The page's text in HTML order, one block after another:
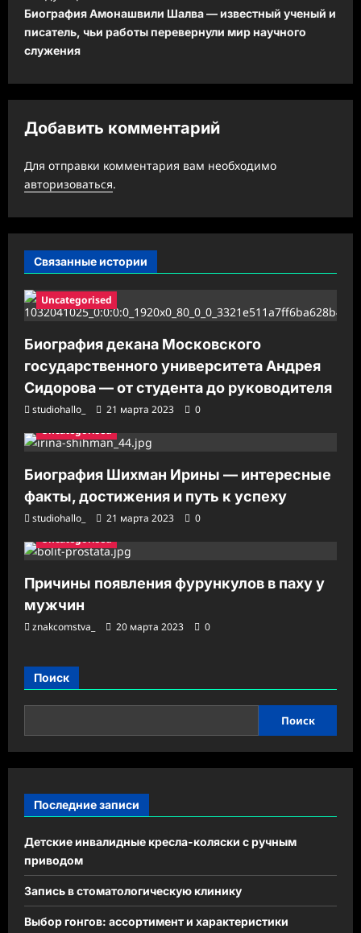
и
г
а
ц
я
з
а
и
и
Биография Амонашвили Шалва — известный ученый и
писатель, чьи работы перевернули мир научного
служения
Добавить комментарий
Для отправки комментария вам необходимо
авторизоваться.
Связанные истории
Uncategorised
Биография декана Московского
государственного университета Андрея
Сидорова — от студента до руководителя
studiohallo_ 21 марта 2023
0
Uncategorised
Биография Шихман Ирины — интересные
факты, достижения и путь к успеху
studiohallo_ 21 марта 2023
0
Uncategorised
Причины появления фурункулов в паху у
мужчин
znakcomstva_ 20 марта 2023 0
Поиск
Поиск
Последние записи
Детские инвалидные кресла-коляски с ручным
приводом
Запись в стоматологическую клинику
Выбор гонгов: ассортимент и характеристики